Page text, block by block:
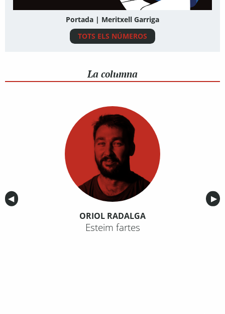
Portada | Meritxell Garriga
TOTS ELS NÚMEROS
La columna
Anterior
◀︎ ▶︎
ORIOL RADALGA
Esteim fartes